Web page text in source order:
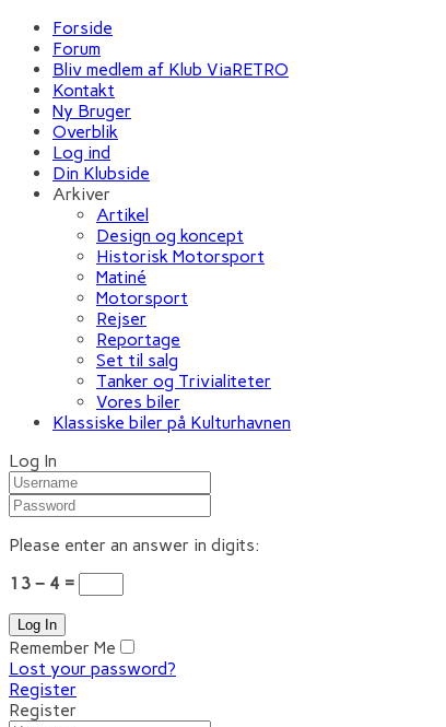
Forside
Forum
Bliv medlem af Klub ViaRETRO
Kontakt
Ny Bruger
Overblik
Log ind
Din Klubside
Arkiver
Artikel
Design og koncept
Historisk Motorsport
Matiné
Motorsport
Rejser
Reportage
Set til salg
Tanker og Trivialiteter
Vores biler
Klassiske biler på Kulturhavnen
Log In
Please enter an answer in digits:
13 − 4 =
Remember Me
Lost your password?
Register
Register